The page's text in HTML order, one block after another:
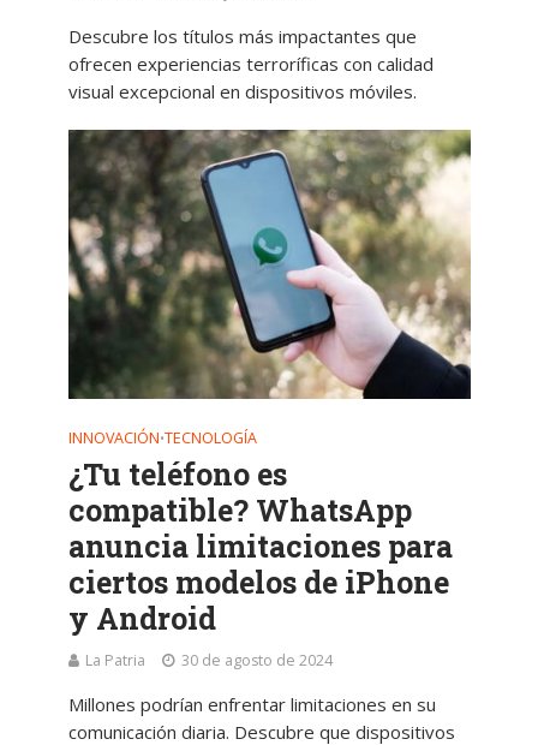
Descubre los títulos más impactantes que
ofrecen experiencias terroríficas con calidad
visual excepcional en dispositivos móviles.
INNOVACIÓN•TECNOLOGÍA
¿Tu teléfono es
compatible? WhatsApp
anuncia limitaciones para
ciertos modelos de iPhone
y Android
La Patria 30 de agosto de 2024
Millones podrían enfrentar limitaciones en su
comunicación diaria. Descubre que dispositivos